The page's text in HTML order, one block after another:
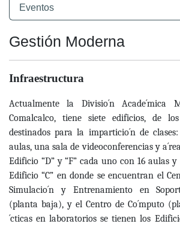
Eventos
Gestión Moderna
Infraestructura
Actualmente la Divisio´n Acade´mica
Comalcalco, tiene siete edificios, de
destinados para la imparticio´n de
aulas, una sala de videoconferencias y
Edificio “D” y “F” cada uno con 16 aulas
Edificio “C” en donde se encuentran el
Simulacio´n y Entrenamiento en
(planta baja), y el Centro de Co´mputo
´cticas en laboratorios setienen los